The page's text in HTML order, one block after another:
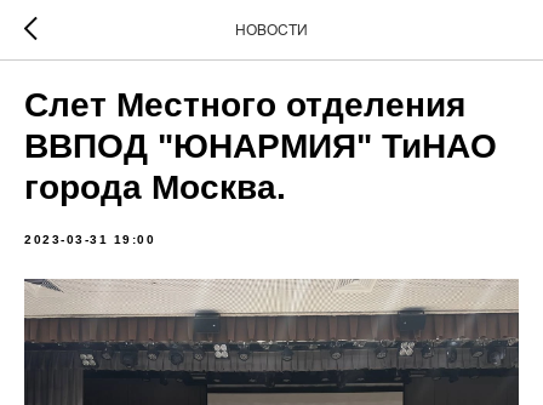
НОВОСТИ
Слет Местного отделения
ВВПОД "ЮНАРМИЯ" ТиНАО
города Москва.
2023-03-31 19:00